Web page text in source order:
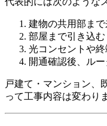
建物の共用部ま
部屋まで引き込む
光コンセントや
開通確認後、ル
戸建て・マンション、
って工事内容は変わり